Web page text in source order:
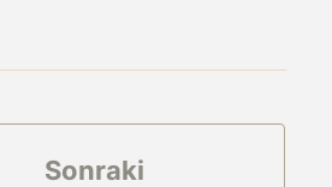
Sonraki